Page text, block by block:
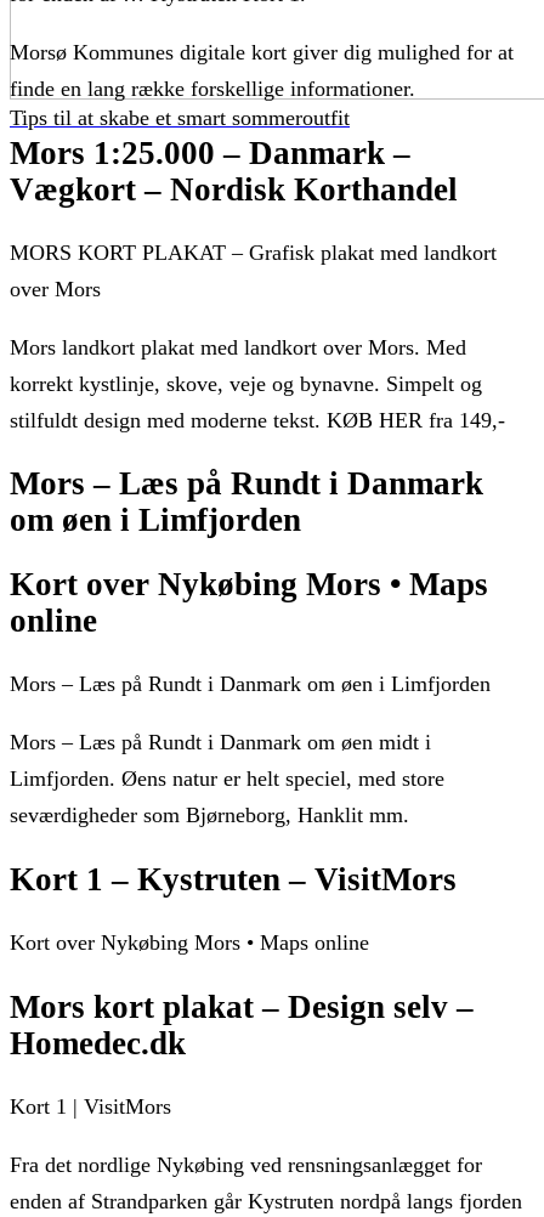
Tips til at skabe et smart sommeroutfit
Morsø Kommunes digitale kort giver dig mulighed for at
finde en lang række forskellige informationer.
Mors 1:25.000 – Danmark –
Vægkort – Nordisk Korthandel
MORS KORT PLAKAT – Grafisk plakat med landkort
over Mors
Mors landkort plakat med landkort over Mors. Med
korrekt kystlinje, skove, veje og bynavne. Simpelt og
stilfuldt design med moderne tekst. KØB HER fra 149,-
Mors – Læs på Rundt i Danmark
om øen i Limfjorden
Kort over Nykøbing Mors • Maps
online
Mors – Læs på Rundt i Danmark om øen i Limfjorden
Mors – Læs på Rundt i Danmark om øen midt i
Limfjorden. Øens natur er helt speciel, med store
seværdigheder som Bjørneborg, Hanklit mm.
Kort 1 – Kystruten – VisitMors
Kort over Nykøbing Mors • Maps online
Mors kort plakat – Design selv –
Homedec.dk
Kort 1 | VisitMors
Fra det nordlige Nykøbing ved rensningsanlægget for
enden af Strandparken går Kystruten nordpå langs fjorden